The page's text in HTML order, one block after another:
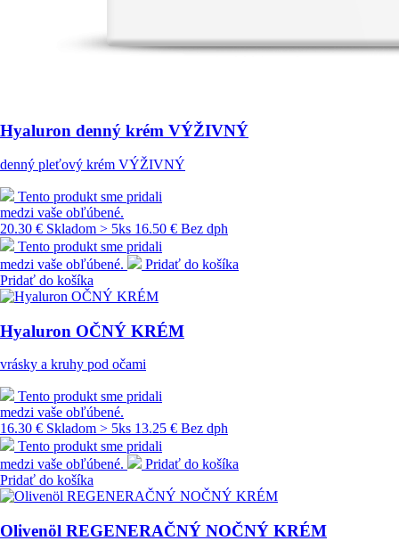
Hyaluron denný krém VÝŽIVNÝ
denný pleťový krém VÝŽIVNÝ
Tento produkt sme pridali
medzi vaše obľúbené.
20.30 € Skladom > 5ks 16.50 € Bez dph
Tento produkt sme pridali
medzi vaše obľúbené.
Pridať do košíka
Pridať do košíka
Hyaluron OČNÝ KRÉM
vrásky a kruhy pod očami
Tento produkt sme pridali
medzi vaše obľúbené.
16.30 € Skladom > 5ks 13.25 € Bez dph
Tento produkt sme pridali
medzi vaše obľúbené.
Pridať do košíka
Pridať do košíka
Olivenöl REGENERAČNÝ NOČNÝ KRÉM